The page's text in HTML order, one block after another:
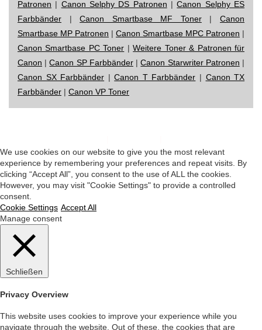
Patronen | Canon Selphy DS Patronen |Canon Selphy ES
Farbbänder |Canon Smartbase MF Toner|Canon
Smartbase MP Patronen | Canon Smartbase MPC Patronen |
Canon Smartbase PC Toner |Weitere Toner & Patronen für
Canon |Canon SP Farbbänder|Canon Starwriter Patronen |
Canon SX Farbbänder |Canon T Farbbänder | Canon TX
Farbbänder | Canon VP Toner
We use cookies on our website to give you the most relevant
experience by remembering your preferences and repeat visits. By
clicking “Accept All”, you consent to the use of ALL the cookies.
However, you may visit "Cookie Settings" to provide a controlled
consent.
Cookie Settings Accept All
Manage consent
Schließen
Privacy Overview
This website uses cookies to improve your experience while you
navigate through the website. Out of these, the cookies that are